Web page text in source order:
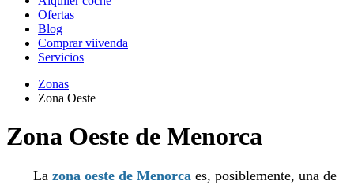
Ofertas
Blog
Comprar viivenda
Servicios
Zonas
Zona Oeste
Zona Oeste de Menorca
La zona oeste de Menorca es, posiblemente, una